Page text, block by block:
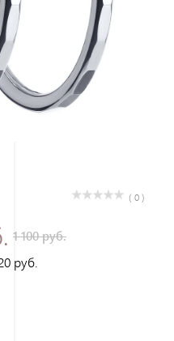
( 0 )
1 100 руб.
руб.